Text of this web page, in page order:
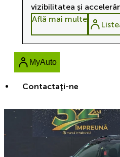
Contactaţi-ne
vizibilitatea și
Află mai multe
MyAuto